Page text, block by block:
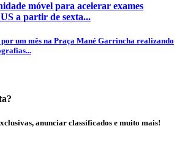
móvel para acelerar exames
a partir de sexta...
um mês na Praça Mané Garrincha realizando
anunciar classificados e muito mais!